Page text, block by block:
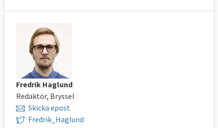
Fredrik Haglund
Redaktör, Bryssel
Skicka epost
Fredrik_Haglund